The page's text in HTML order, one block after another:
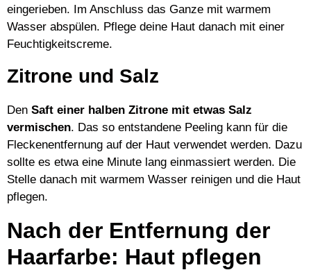
eingerieben. Im Anschluss das Ganze mit warmem
Wasser abspülen. Pflege deine Haut danach mit einer
Feuchtigkeitscreme.
Zitrone und Salz
Den Saft einer halben Zitrone mit etwas Salz
vermischen. Das so entstandene Peeling kann für die
Fleckenentfernung auf der Haut verwendet werden. Dazu
sollte es etwa eine Minute lang einmassiert werden. Die
Stelle danach mit warmem Wasser reinigen und die Haut
pflegen.
Nach der Entfernung der
Haarfarbe: Haut pflegen